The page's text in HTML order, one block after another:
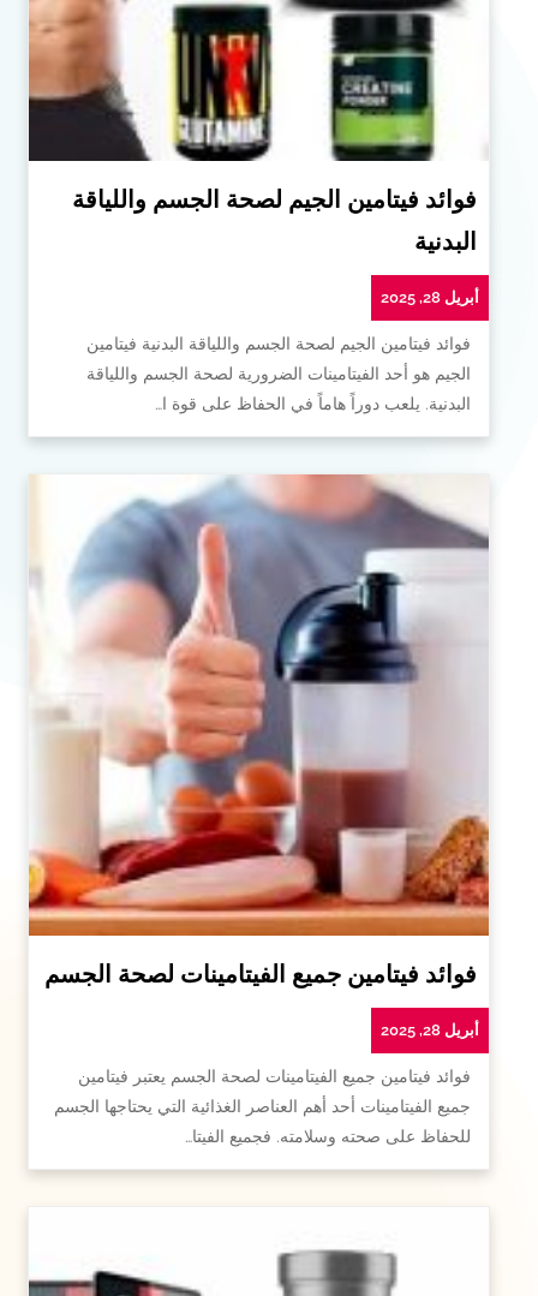
فوائد فيتامين الجيم لصحة الجسم واللياقة
البدنية
أبريل 28, 2025
فوائد فيتامين الجيم لصحة الجسم واللياقة البدنية فيتامين
الجيم هو أحد الفيتامينات الضرورية لصحة الجسم واللياقة
البدنية. يلعب دوراً هاماً في الحفاظ على قوة ا…
فوائد فيتامين جميع الفيتامينات لصحة الجسم
أبريل 28, 2025
فوائد فيتامين جميع الفيتامينات لصحة الجسم يعتبر فيتامين
جميع الفيتامينات أحد أهم العناصر الغذائية التي يحتاجها الجسم
للحفاظ على صحته وسلامته. فجميع الفيتا…